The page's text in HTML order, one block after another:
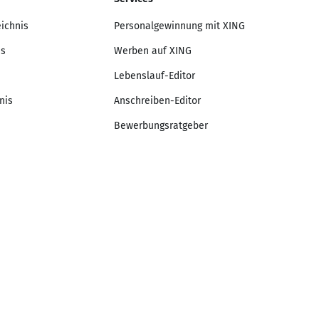
Personalgewinnung mit XING
Werben auf XING
Lebenslauf-Editor
Anschreiben-Editor
Bewerbungsratgeber